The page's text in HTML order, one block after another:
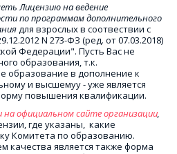
Лицензию на ведение
по программам дополнительного
для взрослых в соотвествии с
N 273-ФЗ (ред. от 07.03.2018)
Федерации". Пусть Вас не
образования, т.к.
образование в дополнение к
и высшемуу - уже является
повышения квалификации.
на официальном сайте организации,
где указаны,  какие
Комитета по образованию.
качества является также форма